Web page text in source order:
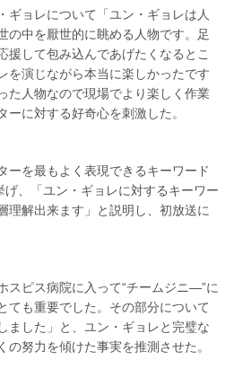
ギョレについて「ユン・ギョレは人
の中を厭世的に眺める人物です。足
援して包み込んであげたくなるとこ
を演じながら本当に楽しかったです
た人物なので現場でより楽しく作業
ーに対する好奇心を刺激した。
ーを最もよく表現できるキーワード
げ、「ユン・ギョレに対するキーワー
理解出来ます」と説明し、初放送に
スピス病院に入って“チームジニ―”に
ても重要でした。その部分について
ました」と、ユン・ギョレと完璧な
の努力を傾けた事実を推測させた。